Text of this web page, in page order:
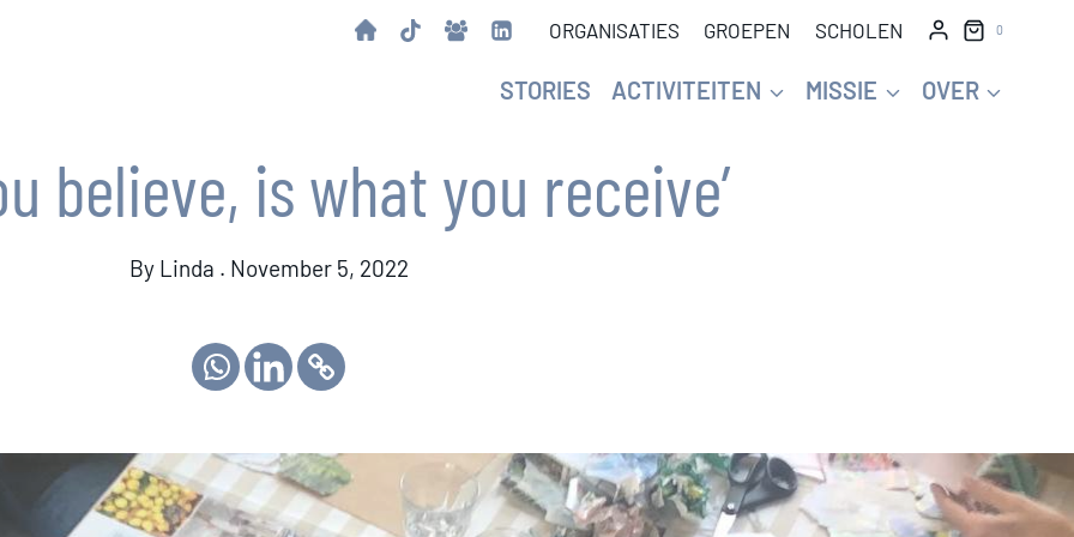
ORGANISATIES GROEPEN SCHOLEN 0
STORIES ACTIVITEITEN MISSIE OVER
believe, is what you receive’
By Linda . November 5, 2022